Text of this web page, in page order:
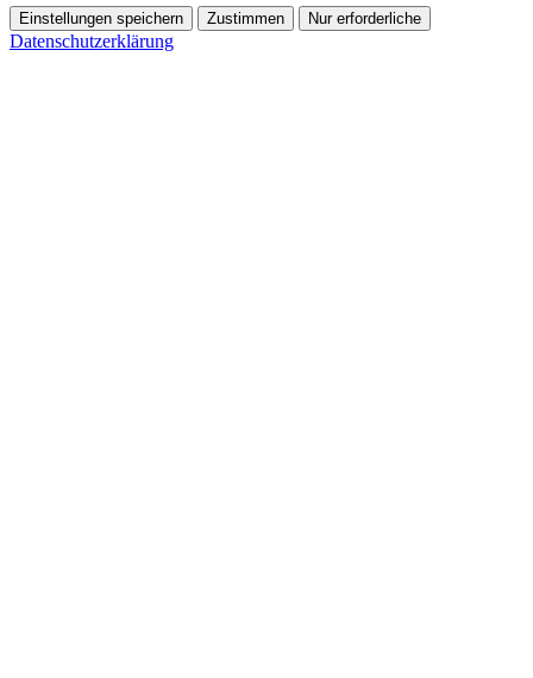
Einstellungen speichern Zustimmen Nur erforderliche
Datenschutzerklärung